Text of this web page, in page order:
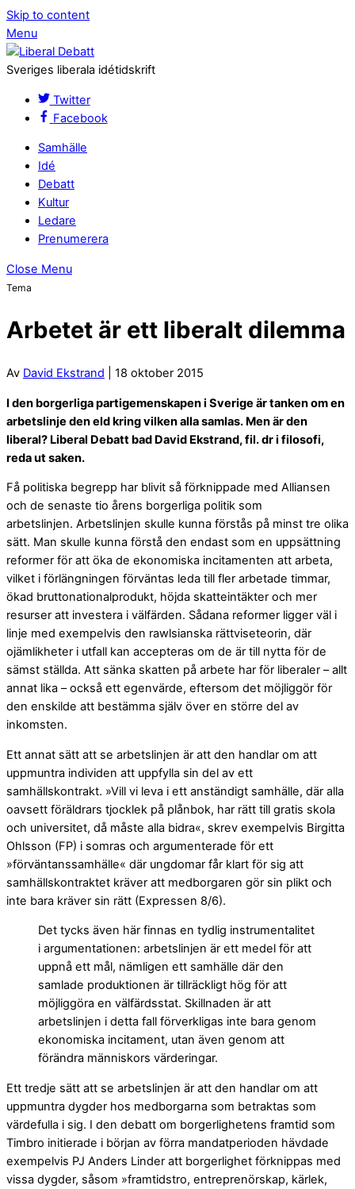
Skip to content
Menu
Sveriges liberala idétidskrift
Twitter
Facebook
Samhälle
Idé
Debatt
Kultur
Ledare
Prenumerera
Close Menu
Tema
Arbetet är ett liberalt dilemma
Av David Ekstrand | 18 oktober 2015
I den borgerliga partigemenskapen i Sverige är tanken om en
arbetslinje den eld kring vilken alla samlas. Men är den
liberal? Liberal Debatt bad David Ekstrand, fil. dr i filosofi,
reda ut saken.
Få politiska begrepp har blivit så förknippade med Alliansen
och de senaste tio årens borgerliga politik som
arbetslinjen. Arbetslinjen skulle kunna förstås på minst tre olika
sätt. Man skulle kunna förstå den endast som en uppsättning
reformer för att öka de ekonomiska incitamenten att arbeta,
vilket i förlängningen förväntas leda till fler arbetade timmar,
ökad bruttonationalprodukt, höjda skatteintäkter och mer
resurser att investera i välfärden. Sådana reformer ligger väl i
linje med exempelvis den rawlsianska rättviseteorin, där
ojämlikheter i utfall kan accepteras om de är till nytta för de
sämst ställda. Att sänka skatten på arbete har för liberaler – allt
annat lika – också ett egenvärde, eftersom det möjliggör för
den enskilde att bestämma själv över en större del av
inkomsten.
Ett annat sätt att se arbetslinjen är att den handlar om att
uppmuntra individen att uppfylla sin del av ett
samhällskontrakt. »Vill vi leva i ett anständigt samhälle, där alla
oavsett föräldrars tjocklek på plånbok, har rätt till gratis skola
och universitet, då måste alla bidra«, skrev exempelvis Birgitta
Ohlsson (FP) i somras och argumenterade för ett
»förväntanssamhälle« där ungdomar får klart för sig att
samhällskontraktet kräver att medborgaren gör sin plikt och
inte bara ­kräver sin rätt (Expressen 8/6).
Det tycks även här finnas en tydlig instrumentalitet
i argumentationen: arbetslinjen är ett medel för att
uppnå ett mål, nämligen ett samhälle där den
samlade produktionen är tillräckligt hög för att
möjliggöra en välfärdsstat. Skillnaden är att
arbetslinjen i detta fall förverkligas inte bara genom
ekonomiska incitament, utan även genom att
förändra människors värderingar.
Ett tredje sätt att se arbetslinjen är att den handlar om att
uppmuntra dygder hos medborgarna som betraktas som
värdefulla i sig. I den debatt om borgerlighetens framtid som
Timbro initierade i början av förra mandat­perioden ­hävdade
exempelvis PJ Anders Linder att borgerlighet förknippas med
vissa dygder, såsom »framtidstro, entreprenörskap, kärlek,